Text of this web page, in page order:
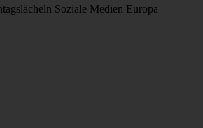
Soziale Medien Europa